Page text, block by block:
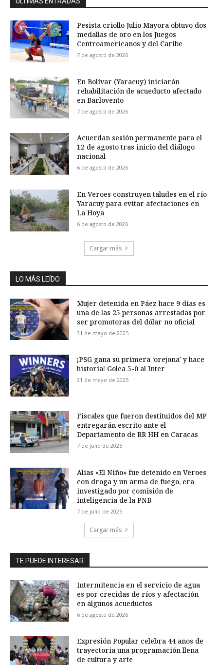
Pesista criollo Julio Mayora obtuvo dos
medallas de oro en los Juegos
Centroamericanos y del Caribe
7 de agosto de 2026
En Bolívar (Yaracuy) iniciarán
rehabilitación de acueducto afectado
en Barlovento
7 de agosto de 2026
Acuerdan sesión permanente para el
12 de agosto tras inicio del diálogo
nacional
6 de agosto de 2026
En Veroes construyen taludes en el río
Yaracuy para evitar afectaciones en
La Hoya
6 de agosto de 2026
Cargar más
LO MÁS LEÍDO
Mujer detenida en Páez hace 9 días es
una de las 25 personas arrestadas por
ser promotoras del dólar no oficial
31 de mayo de 2025
¡PSG gana su primera ‘orejona’ y hace
historia! Golea 5-0 al Inter
31 de mayo de 2025
Fiscales que fueron destituidos del MP
entregarán escrito ante el
Departamento de RR HH en Caracas
7 de julio de 2025
Alias «El Niño» fue detenido en Veroes
con droga y un arma de fuego, era
investigado por comisión de
inteligencia de la PNB
7 de julio de 2025
Cargar más
TE PUEDE INTERESAR
Intermitencia en el servicio de agua
es por crecidas de ríos y afectación
en algunos acueductos
6 de agosto de 2026
Expresión Popular celebra 44 años de
trayectoria una programación llena
de cultura y arte